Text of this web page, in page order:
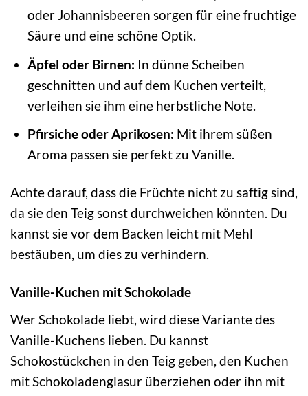
oder Johannisbeeren sorgen für eine fruchtige
Säure und eine schöne Optik.
Äpfel oder Birnen: In dünne Scheiben
geschnitten und auf dem Kuchen verteilt,
verleihen sie ihm eine herbstliche Note.
Pfirsiche oder Aprikosen: Mit ihrem süßen
Aroma passen sie perfekt zu Vanille.
Achte darauf, dass die Früchte nicht zu saftig sind,
da sie den Teig sonst durchweichen könnten. Du
kannst sie vor dem Backen leicht mit Mehl
bestäuben, um dies zu verhindern.
Vanille-Kuchen mit Schokolade
Wer Schokolade liebt, wird diese Variante des
Vanille-Kuchens lieben. Du kannst
Schokostückchen in den Teig geben, den Kuchen
mit Schokoladenglasur überziehen oder ihn mit